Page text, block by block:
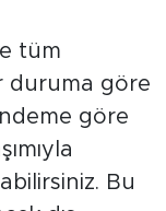
tüm
duruma göre
göre
Bu